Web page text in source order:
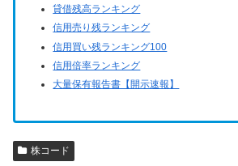
貸借残高ランキング
信用売り残ランキング
信用買い残ランキング100
信用倍率ランキング
大量保有報告書【開示速報】
株コード